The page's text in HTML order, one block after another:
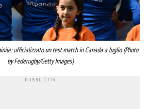
ufficializzato un test match in Canada a luglio (Photo
by Federugby/Getty Images)